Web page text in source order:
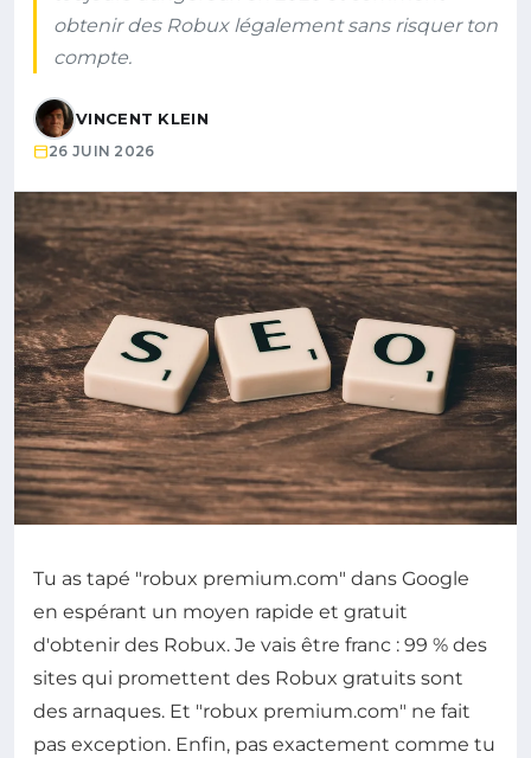
obtenir des Robux légalement sans risquer ton
compte.
VINCENT KLEIN
26 JUIN 2026
Tu as tapé "robux premium.com" dans Google
en espérant un moyen rapide et gratuit
d'obtenir des Robux. Je vais être franc : 99 % des
sites qui promettent des Robux gratuits sont
des arnaques. Et "robux premium.com" ne fait
pas exception. Enfin, pas exactement comme tu